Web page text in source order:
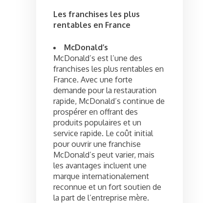
Les franchises les plus
rentables en France
McDonald’s
McDonald’s est l’une des
franchises les plus rentables en
France. Avec une forte
demande pour la restauration
rapide, McDonald’s continue de
prospérer en offrant des
produits populaires et un
service rapide. Le coût initial
pour ouvrir une franchise
McDonald’s peut varier, mais
les avantages incluent une
marque internationalement
reconnue et un fort soutien de
la part de l’entreprise mère.